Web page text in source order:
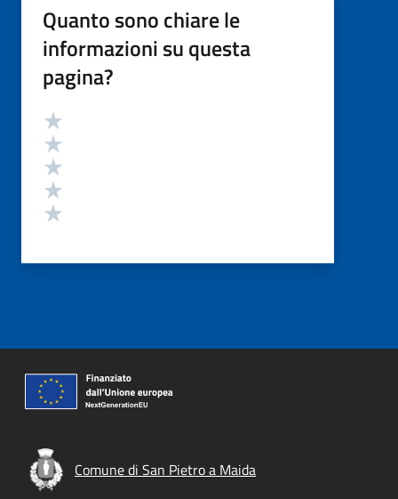
Quanto sono chiare le
informazioni su questa
pagina?
Valutazione
Comune di San Pietro a Maida